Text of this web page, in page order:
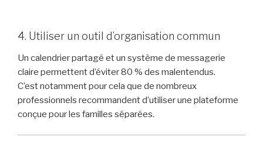
4. Utiliser un outil d’organisation commun
Un calendrier partagé et un système de messagerie
claire permettent d’éviter 80 % des malentendus.
C’est notamment pour cela que de nombreux
professionnels recommandent d’utiliser une plateforme
conçue pour les familles séparées.